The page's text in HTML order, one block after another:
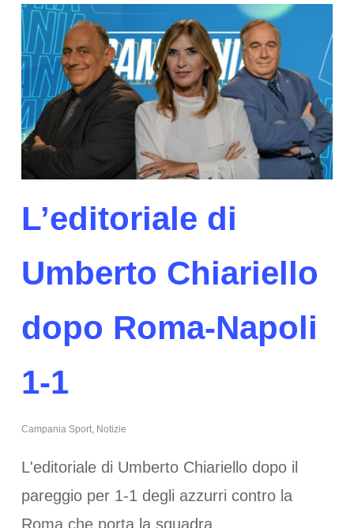
L’editoriale di
Umberto Chiariello
dopo Roma-Napoli
1-1
Campania Sport, Notizie
L'editoriale di Umberto Chiariello dopo il
pareggio per 1-1 degli azzurri contro la
Roma che porta la squadra…